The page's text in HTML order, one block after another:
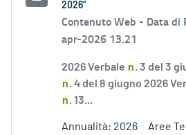
2026”
Contenuto Web - Data di
apr-2026 13.21
2026 Verbale n. 3 del 3
n. 4 del 8 giugno 2026
n. 13...
Annualità: 2026 Aree